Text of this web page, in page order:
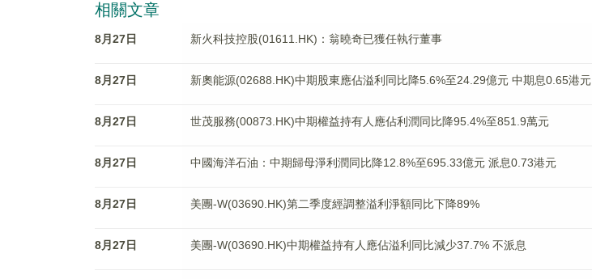
相關文章
8月27日 新火科技控股(01611.HK)：翁曉奇已獲任執行董事
8月27日 新奧能源(02688.HK)中期股東應佔溢利同比降5.6%至24.29億元 中期息0.65港元
8月27日 世茂服務(00873.HK)中期權益持有人應佔利潤同比降95.4%至851.9萬元
8月27日 中國海洋石油：中期歸母淨利潤同比降12.8%至695.33億元 派息0.73港元
8月27日 美團-W(03690.HK)第二季度經調整溢利淨額同比下降89%
8月27日 美團-W(03690.HK)中期權益持有人應佔溢利同比減少37.7% 不派息